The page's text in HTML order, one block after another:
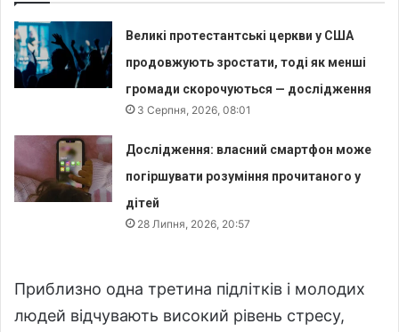
Великі протестантські церкви у США
продовжують зростати, тоді як менші
громади скорочуються — дослідження
3 Серпня, 2026, 08:01
Дослідження: власний смартфон може
погіршувати розуміння прочитаного у
дітей
28 Липня, 2026, 20:57
Приблизно одна третина підлітків і молодих
людей відчувають високий рівень стресу,